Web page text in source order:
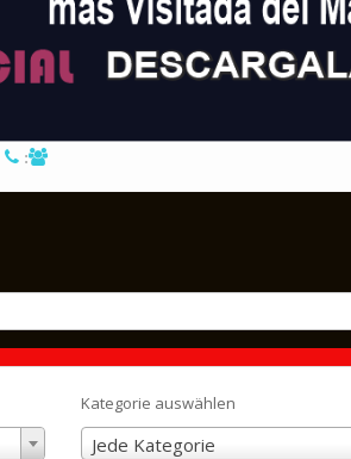
:
Kategorie auswählen
Jede Kategorie